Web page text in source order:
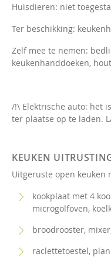
Huisdieren: niet
Ter beschikking:
Zelf mee te nemen:
keukenhanddoeken,
/!\ Elektrische auto: het
ter plaatse op te laden.
KEUKEN
Uitgeruste open keuken
kookplaat met 4
microgolfoven,
broodrooster,
raclettetoestel,